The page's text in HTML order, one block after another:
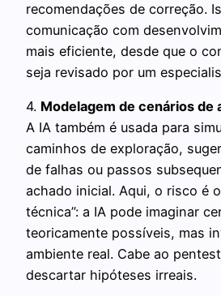
recomendações de correção.
comunicação com
mais eficiente, desde que o
seja revisado por um
4. Modelagem de cenários de
A IA também é usada para
caminhos de exploração,
de falhas ou passos
achado inicial. Aqui, o risco é
técnica”: a IA pode imaginar
teoricamente possíveis, mas
ambiente real. Cabe ao
descartar hipóteses irreais.